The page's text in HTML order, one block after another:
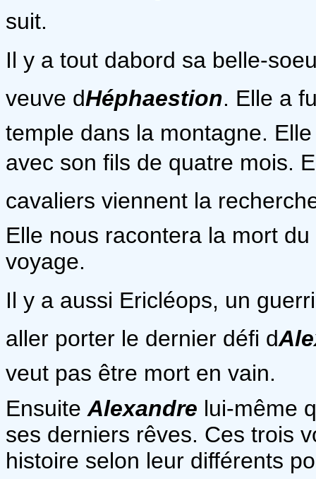
suit.
Il y a tout dabord sa belle-
veuve dHéphaestion. Elle a
temple dans la montagne.
avec son fils de quatre mois.
cavaliers viennent la
Elle nous racontera la mort
voyage.
Il y a aussi Ericléops, un
aller porter le dernier défi d
veut pas être mort en vain.
Ensuite Alexandre lui-même
ses derniers rêves. Ces trois
histoire selon leur différents